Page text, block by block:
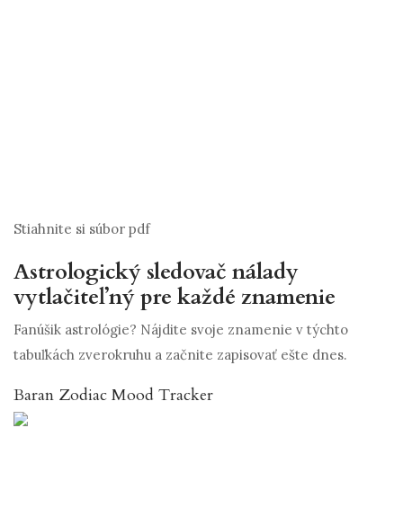
Stiahnite si súbor pdf
Astrologický sledovač nálady
vytlačiteľný pre každé znamenie
Fanúšik astrológie? Nájdite svoje znamenie v týchto
tabuľkách zverokruhu a začnite zapisovať ešte dnes.
Baran Zodiac Mood Tracker